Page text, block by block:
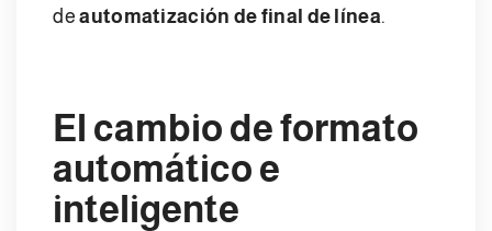
deautomatización de final de línea.
El cambio de formato
automático e
inteligente